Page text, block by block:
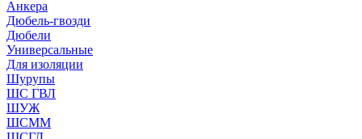
Анкера
Дюбель-гвозди
Дюбели
Универсальные
Для изоляции
Шурупы
ШС ГВЛ
ШУЖ
ШСММ